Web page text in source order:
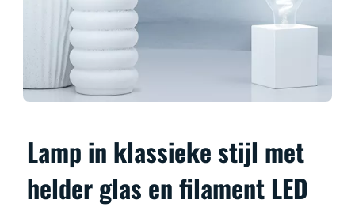
Lamp in klassieke stijl met
helder glas en filament LED